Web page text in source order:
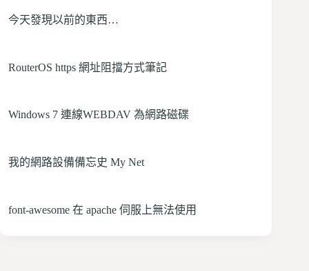
今天發現以前的東西…
RouterOS https 網址阻擋方式筆記
Windows 7 連線WEBDAV 為網路磁碟
我的網路設備備忘史 My Net
font-awesome 在 apache 伺服上無法使用